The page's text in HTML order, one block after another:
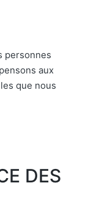
personnes
aux
que nous
DES